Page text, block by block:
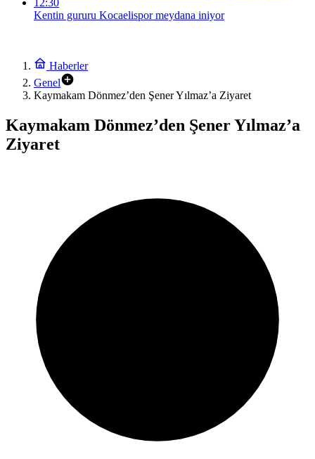
12:30
Kentin gururu Kocaelispor meydana iniyor
Haberler
Genel
Kaymakam Dönmez’den Şener Yılmaz’a Ziyaret
Kaymakam Dönmez’den Şener Yılmaz’a
Ziyaret